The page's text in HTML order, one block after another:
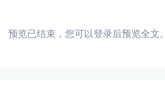
预览已结束，您可以登录后预览全文。